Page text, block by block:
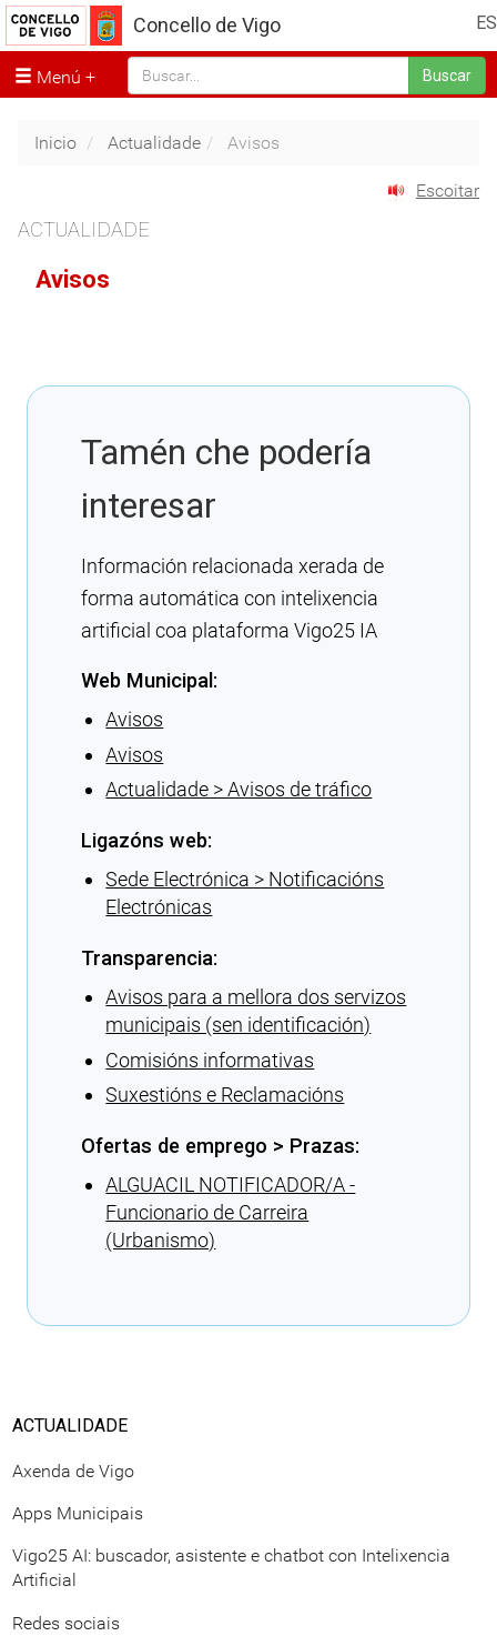
ES
Concello de Vigo
Menú Buscar
Inicio Actualidade Avisos
Escoitar
ACTUALIDADE
Avisos
Tamén che podería
interesar
Información relacionada xerada de
forma automática con intelixencia
artificial coa plataforma Vigo25 IA
Web Municipal:
Avisos
Avisos
Actualidade > Avisos de tráfico
Ligazóns web:
Sede Electrónica > Notificacións
Electrónicas
Transparencia:
Avisos para a mellora dos servizos
municipais (sen identificación)
Comisións informativas
Suxestións e Reclamacións
Ofertas de emprego > Prazas:
ALGUACIL NOTIFICADOR/A -
Funcionario de Carreira
(Urbanismo)
ACTUALIDADE
Axenda de Vigo
Apps Municipais
Vigo25 AI: buscador, asistente e chatbot con Intelixencia
Artificial
Redes sociais